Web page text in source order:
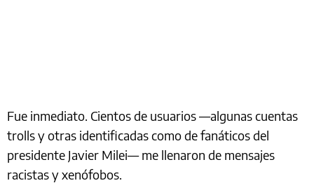
Fue inmediato. Cientos de usuarios —algunas cuentas
trolls y otras identificadas como de fanáticos del
presidente Javier Milei— me llenaron de mensajes
racistas y xenófobos.